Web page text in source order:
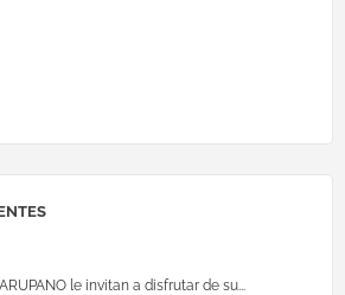
le invitan a disfrutar de su...